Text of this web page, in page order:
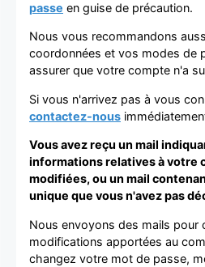
passe en guise de précaution.
Nous vous recommandons
coordonnées et vos modes de
assurer que votre compte n'a
Si vous n'arrivez pas à vous
contactez-nous
Vous avez reçu un mail
informations relatives à votre
modifiées, ou un mail
unique que vous n'avez pas
Nous envoyons des mails pour
modifications apportées au
changez votre mot de passe,